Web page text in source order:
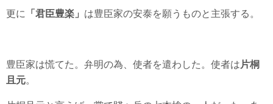
更に 「君臣豊楽」 は豊臣家の安泰を願うものと主張する。
豊臣家は慌てた。弁明の為、使者を遣わした。使者は 片桐
且元。